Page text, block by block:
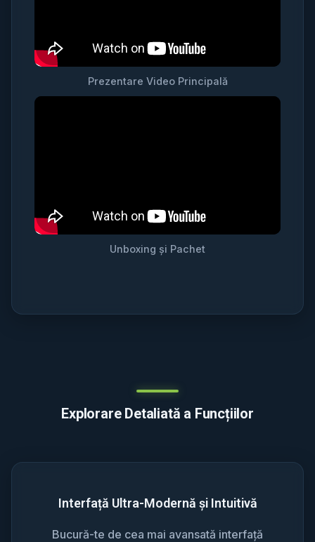
Prezentare Video Principală
Unboxing și Pachet
Explorare Detaliată a Funcțiilor
Interfață Ultra-Modernă și Intuitivă
Bucură-te de cea mai avansată interfață